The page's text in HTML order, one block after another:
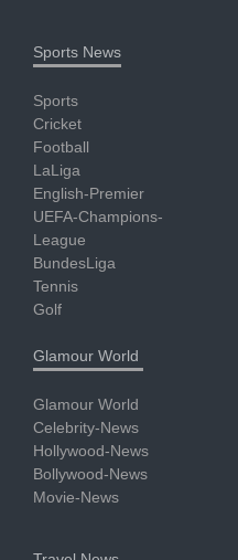
Sports News
Sports
Cricket
Football
LaLiga
English-Premier
UEFA-Champions-
League
BundesLiga
Tennis
Golf
Glamour World
Glamour World
Celebrity-News
Hollywood-News
Bollywood-News
Movie-News